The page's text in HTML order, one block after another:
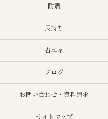
耐震
長持ち
省エネ
ブログ
お問い合わせ・資料請求
サイトマップ